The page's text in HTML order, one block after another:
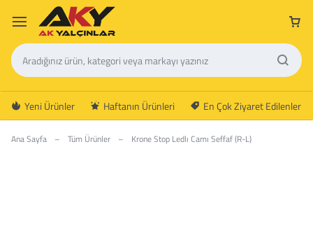
Yeni Ürünler Haftanın Ürünleri En Çok Ziyaret Edilenler
Ana Sayfa – Tüm Ürünler – Krone Stop Ledlı Camı Seffaf (R-L)